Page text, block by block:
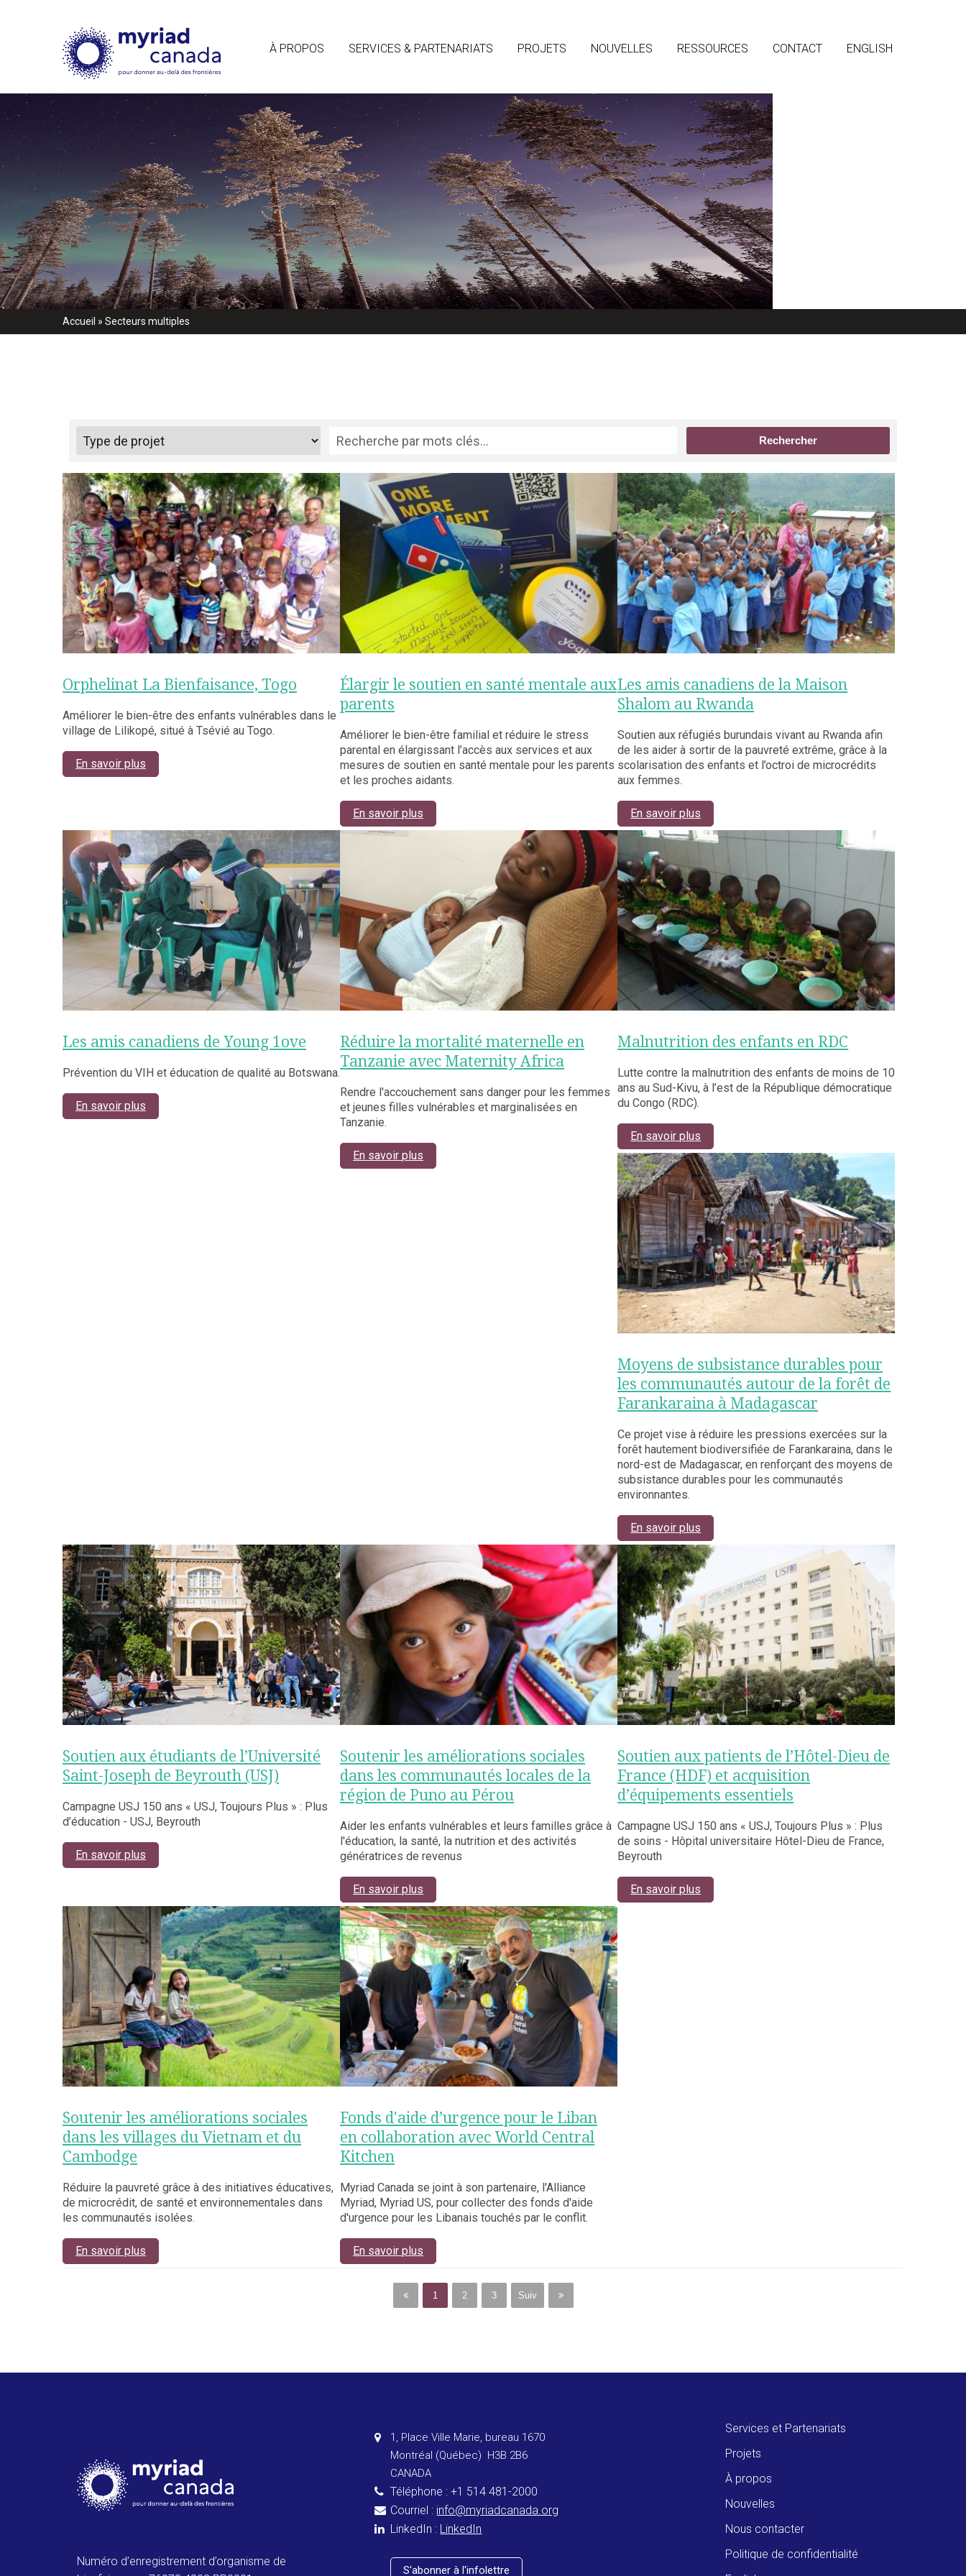
À PROPOS SERVICES & PARTENARIATS PROJETS NOUVELLES RESSOURCES CONTACT ENGLISH
Accueil » Secteurs multiples
Rechercher
Orphelinat La Bienfaisance, Togo
Améliorer le bien-être des enfants vulnérables dans le
village de Lilikopé, situé à Tsévié au Togo.
En savoir plus
Élargir le soutien en santé mentale aux
parents
Améliorer le bien-être familial et réduire le stress
parental en élargissant l’accès aux services et aux
mesures de soutien en santé mentale pour les parents
et les proches aidants.
En savoir plus
Les amis canadiens de la Maison
Shalom au Rwanda
Soutien aux réfugiés burundais vivant au Rwanda afin
de les aider à sortir de la pauvreté extrême, grâce à la
scolarisation des enfants et l’octroi de microcrédits
aux femmes.
En savoir plus
Les amis canadiens de Young 1ove
Prévention du VIH et éducation de qualité au Botswana.
En savoir plus
Réduire la mortalité maternelle en
Tanzanie avec Maternity Africa
Rendre l'accouchement sans danger pour les femmes
et jeunes filles vulnérables et marginalisées en
Tanzanie.
En savoir plus
Malnutrition des enfants en RDC
Lutte contre la malnutrition des enfants de moins de 10
ans au Sud-Kivu, à l’est de la République démocratique
du Congo (RDC).
En savoir plus
Moyens de subsistance durables pour
les communautés autour de la forêt de
Farankaraina à Madagascar
Ce projet vise à réduire les pressions exercées sur la
forêt hautement biodiversifiée de Farankaraina, dans le
nord-est de Madagascar, en renforçant des moyens de
subsistance durables pour les communautés
environnantes.
En savoir plus
Soutien aux étudiants de l’Université
Saint-Joseph de Beyrouth (USJ)
Campagne USJ 150 ans « USJ, Toujours Plus » : Plus
d’éducation - USJ, Beyrouth
En savoir plus
Soutenir les améliorations sociales
dans les communautés locales de la
région de Puno au Pérou
Aider les enfants vulnérables et leurs familles grâce à
l'éducation, la santé, la nutrition et des activités
génératrices de revenus
En savoir plus
Soutien aux patients de l’Hôtel-Dieu de
France (HDF) et acquisition
d’équipements essentiels
Campagne USJ 150 ans « USJ, Toujours Plus » : Plus
de soins - Hôpital universitaire Hôtel-Dieu de France,
Beyrouth
En savoir plus
Soutenir les améliorations sociales
dans les villages du Vietnam et du
Cambodge
Réduire la pauvreté grâce à des initiatives éducatives,
de microcrédit, de santé et environnementales dans
les communautés isolées.
En savoir plus
Fonds d'aide d’urgence pour le Liban
en collaboration avec World Central
Kitchen
Myriad Canada se joint à son partenaire, l'Alliance
Myriad, Myriad US, pour collecter des fonds d'aide
d'urgence pour les Libanais touchés par le conflit.
En savoir plus
1 2 3 Suiv
Numéro d’enregistrement d’organisme de
1, Place Ville Marie, bureau 1670
Montréal (Québec) H3B 2B6
CANADA
Téléphone : +1 514 481-2000
Courriel : info@myriadcanada.org
LinkedIn : LinkedIn
S'abonner à l'infolettre
Services et Partenariats
Projets
À propos
Nouvelles
Nous contacter
Politique de confidentialité